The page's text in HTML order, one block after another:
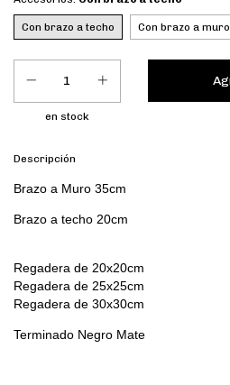
Con brazo a techo Con brazo a muro
en stock
Descripción
Brazo a Muro 35cm
Brazo a techo 20cm
Regadera de 20x20cm
Regadera de 25x25cm
Regadera de 30x30cm
Terminado Negro Mate